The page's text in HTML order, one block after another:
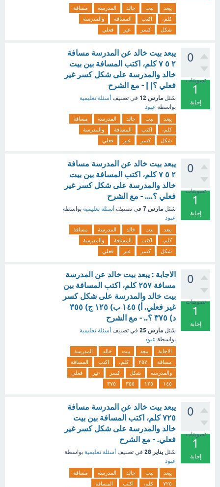
يبعد بيت خالد المدرسة
مسافة
كلم،
اكتب المسافة
والمدرسة
شكل
كسر غير فعلي
0
تصويتات
1
إجابة
يبعد بيت خالد عن المدرسة مسافة
٢ ٥ ٧ كلم، اكتب المسافة بين بيت
خالد والمدرسة على شكل كسر غير
فعلي ؟| | - مع الشرح
سُئل مارس 12 في تصنيف أسئلة تعليمية
بواسطة عبود
يبعد بيت خالد المدرسة
مسافة
كلم،
اكتب المسافة
والمدرسة
شكل
كسر غير فعلي
0
تصويتات
1
إجابة
يبعد بيت خالد عن المدرسة مسافة
٢ ٥ ٧ كلم، اكتب المسافة بين بيت
خالد والمدرسة على شكل كسر غير
فعلي ؟.... - مع الشرح
سُئل مارس 7 في تصنيف أسئلة تعليمية بواسطة
عبود
يبعد بيت خالد المدرسة
مسافة
كلم،
اكتب المسافة
والمدرسة
شكل
كسر غير فعلي
0
تصويتات
1
إجابة
الاجابة : يبعد بيت خالد عن المدرسة
مسافة ٢٥٧ كلم، اكتب المسافة بين
بيت خالد والمدرسة على شكل كسر
غير فعلي. أ) ١٤٥ ب) ١٢٥ ج) ٣٥٥
د) ٣٧٥ ؟.. - مع الشرح
سُئل مارس 25 في تصنيف أسئلة تعليمية
بواسطة عبود
الاجابة يبعد بيت خالد
المدرسة
مسافة
٢٥٧ كلم، اكتب
المسافة
والمدرسة
شكل كسر غير
فعلي
١٤٥
١٢٥ ٣٥٥ ٣٧٥
0
تصويتات
1
إجابة
يبعد بيت خالد عن المدرسة مسافة
٧٢٥ كلم، اكتب المسافة بين بيت
خالد والمدرسة على شكل كسر غير
فعلي. - مع الشرح
سُئل يناير 28 في تصنيف أسئلة تعليمية بواسطة
عبود
يبعد بيت خالد المدرسة
مسافة
٧٢٥
كلم، اكتب
المسافة